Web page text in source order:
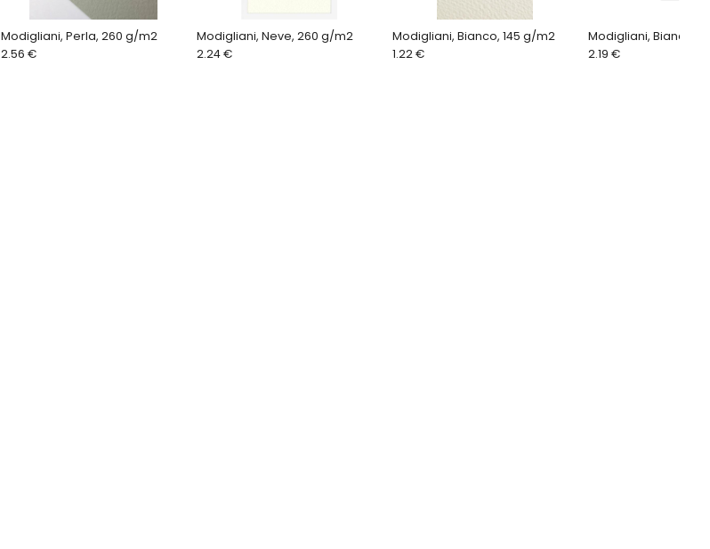
Modigliani, Perla, 260 g/m2
2.56 €
Modigliani, Neve, 260 g/m2
2.24 €
Modigliani, Bianco, 145 g/m2
1.22 €
Modigliani, Bianco,
2.19 €